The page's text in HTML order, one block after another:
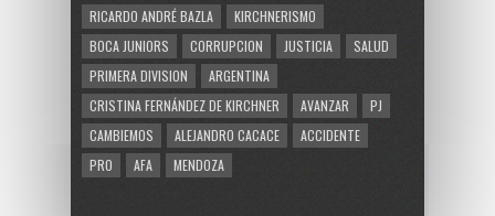
RICARDO ANDRÉ BAZLA
KIRCHNERISMO
BOCA JUNIORS
CORRUPCION JUSTICIA
SALUD
PRIMERA DIVISION
ARGENTINA
CRISTINA FERNÁNDEZ DE KIRCHNER
AVANZAR
PJ
CAMBIEMOS
ALEJANDRO CACACE
ACCIDENTE
PRO
AFA MENDOZA